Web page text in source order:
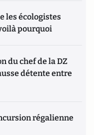
les écologistes
pourquoi
du chef de la DZ
détente entre
régalienne